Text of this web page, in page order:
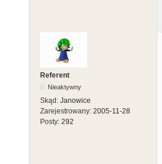
Referent
Nieaktywny
Skąd: Janowice
Zarejestrowany: 2005-11-28
Posty: 292